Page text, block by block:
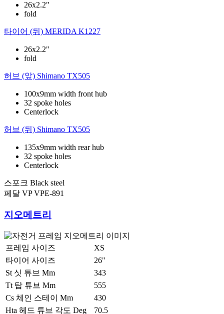
26x2.2"
fold
타이어 (뒤) MERIDA K1227
26x2.2"
fold
허브 (앞) Shimano TX505
100x9mm width front hub
32 spoke holes
Centerlock
허브 (뒤) Shimano TX505
135x9mm width rear hub
32 spoke holes
Centerlock
스포크 Black steel
페달 VP VPE-891
지오메트리
프레임 사이즈
XS
타이어 사이즈
26"
St 싯 튜브 Mm
343
Tt 탑 튜브 Mm
555
Cs 체인 스테이 Mm
430
Hta 헤드 튜브 각도 Deg
70.5